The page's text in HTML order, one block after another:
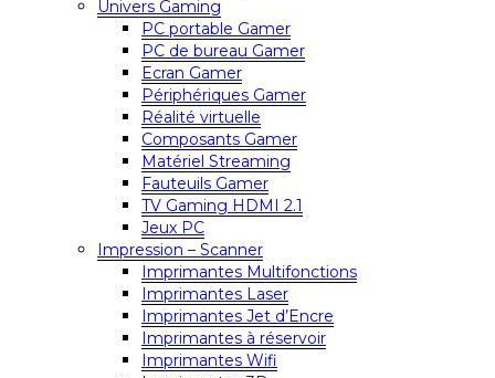
Univers Gaming
PC portable Gamer
PC de bureau Gamer
Ecran Gamer
Périphériques Gamer
Réalité virtuelle
Composants Gamer
Matériel Streaming
Fauteuils Gamer
TV Gaming HDMI 2.1
Jeux PC
Impression – Scanner
Imprimantes Multifonctions
Imprimantes Laser
Imprimantes Jet d’Encre
Imprimantes à réservoir
Imprimantes Wifi